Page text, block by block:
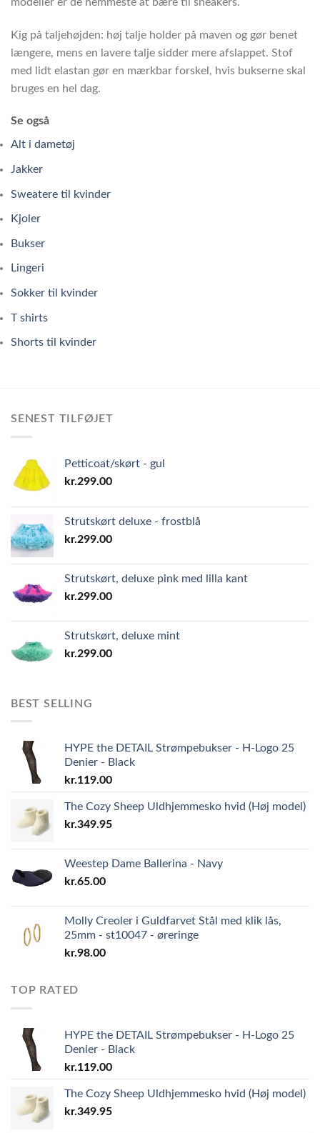
Kig på taljehøjden: høj talje holder på maven og gør benet
længere, mens en lavere talje sidder mere afslappet. Stof
med lidt elastan gør en mærkbar forskel, hvis bukserne skal
bruges en hel dag.
Se også
Alt i dametøj
Jakker
Sweatere til kvinder
Kjoler
Bukser
Lingeri
Sokker til kvinder
T shirts
Shorts til kvinder
SENEST TILFØJET
Petticoat/skørt - gul
kr.299.00
Strutskørt deluxe - frostblå
kr.299.00
Strutskørt, deluxe pink med lilla kant
kr.299.00
Strutskørt, deluxe mint
kr.299.00
BEST SELLING
HYPE the DETAIL Strømpebukser - H-Logo 25
Denier - Black
kr.119.00
The Cozy Sheep Uldhjemmesko hvid (Høj model)
kr.349.95
Weestep Dame Ballerina - Navy
kr.65.00
Molly Creoler i Guldfarvet Stål med klik lås,
25mm - st10047 - øreringe
kr.98.00
TOP RATED
HYPE the DETAIL Strømpebukser - H-Logo 25
Denier - Black
kr.119.00
The Cozy Sheep Uldhjemmesko hvid (Høj model)
kr.349.95